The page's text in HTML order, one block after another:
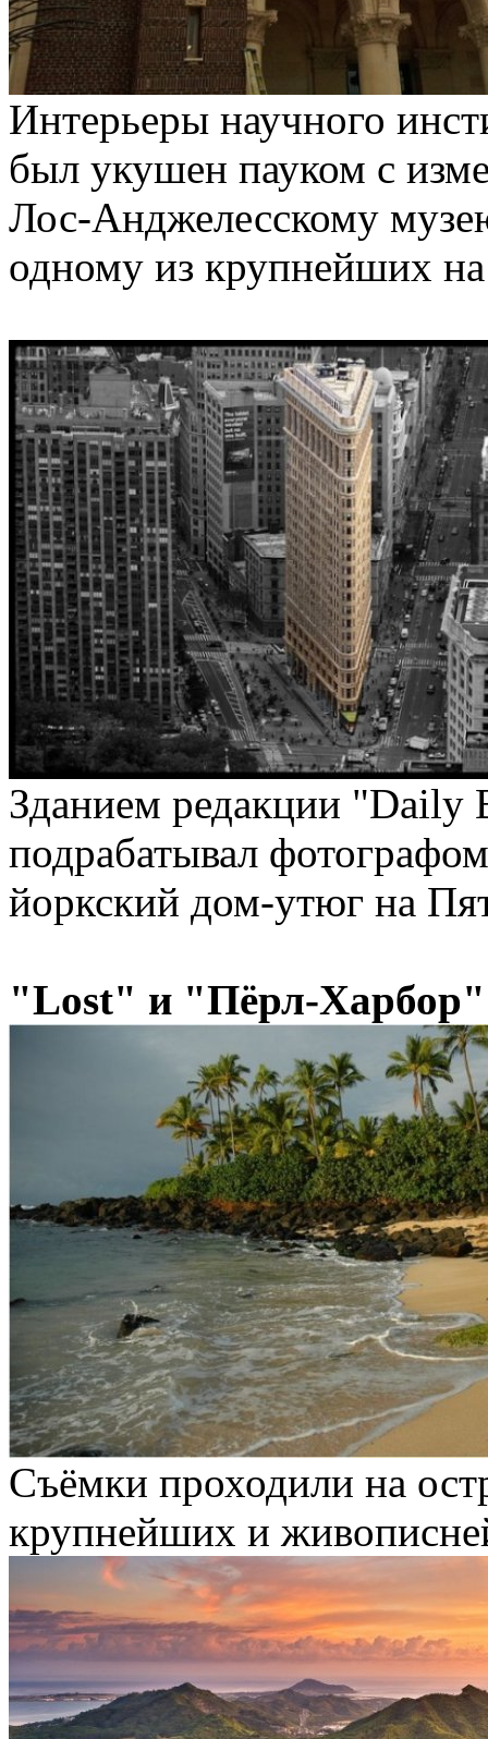
Интерьеры научного
был укушен пауком с
Лос-Анджелесскому
одному из крупнейших
Зданием редакции "Daily
подрабатывал
йоркский дом-утюг на
"Lost" и "Пёрл-Харбор"
Съёмки проходили на
крупнейших и